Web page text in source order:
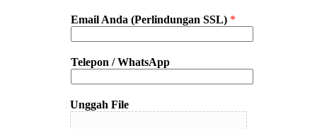
Email Anda (Perlindungan SSL) *
Telepon / WhatsApp
Unggah File